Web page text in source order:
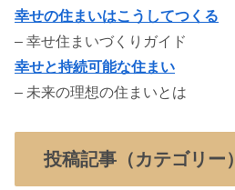
幸せの住まいはこうしてつくる
– 幸せ住まいづくりガイド
幸せと持続可能な住まい
– 未来の理想の住まいとは
投稿記事（カテゴリー）